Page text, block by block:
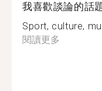
我喜歡談論的話
Sport, culture,
閱讀更多